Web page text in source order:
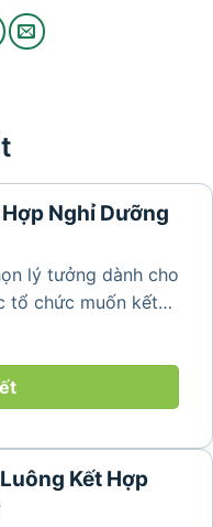
Nghỉ Dưỡng
lý tưởng dành cho
tổ chức muốn kết
tổ chức các hoạt
Kết Hợp